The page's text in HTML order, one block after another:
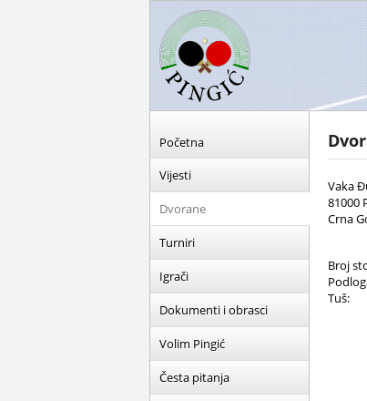
Početna
Vijesti
Dvorane
Turniri
Igrači
Dokumenti i obrasci
Volim Pingić
Česta pitanja
Vaka
81000
Crna
Broj
Tuš: